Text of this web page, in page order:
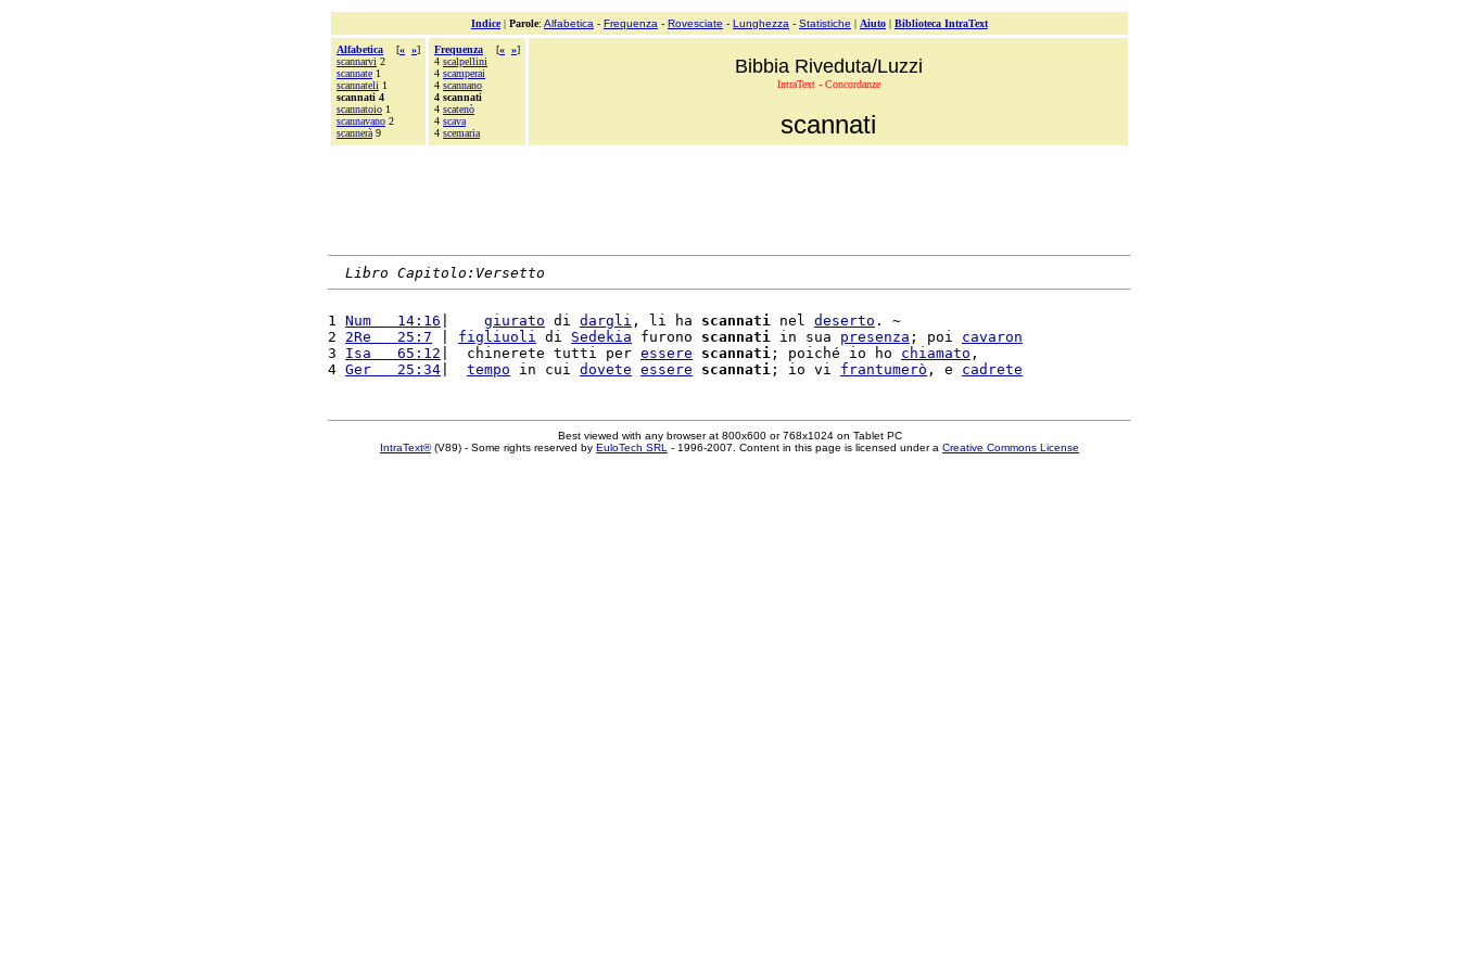
Indice| Parole: Alfabetica - Frequenza - Rovesciate - Lunghezza - Statistiche | Aiuto | Biblioteca IntraText
Alfabetica [« »]
scannarvi 2
scannate 1
scannateli 1
scannati 4
scannatoio 1
scannavano 2
scannerà 9
Frequenza [« »]
4 scalpellini
4 scamperai
4 scannano
4 scannati
4 scatenò
4 scava
4 scemaria
Bibbia Riveduta/Luzzi
IntraText - Concordanze
scannati
Libro Capitolo:Versetto
1 Num   14:16 giurato di dargli , li ha scannati nel deserto . ~
2 2Re   25:7 figliuoli di Sedekia furono scannati in sua presenza ; poi cavaron
3 Isa   65:12 |  chinerete tutti per essere scannati ; poiché io ho chiamato ,
4 Ger   25:34 tempo in cui dovete essere scannati ; io vi frantumerò , e cadrete
Best viewed with any browser at 800x600 or 768x1024 on Tablet PC
IntraText®(V89) - Some rights reserved by EuloTech SRL - 1996-2007. Content in this page is licensed under a Creative Commons License